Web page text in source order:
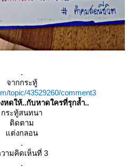
.
จากกระทู้
topic/43529260/comment3
หดให้..กับหาดใครที่รุกล้ำ..
กระทู้สนทนา
ติดตาม
ต่งกลอน
.
ามคิดเห็นที่ 3
.